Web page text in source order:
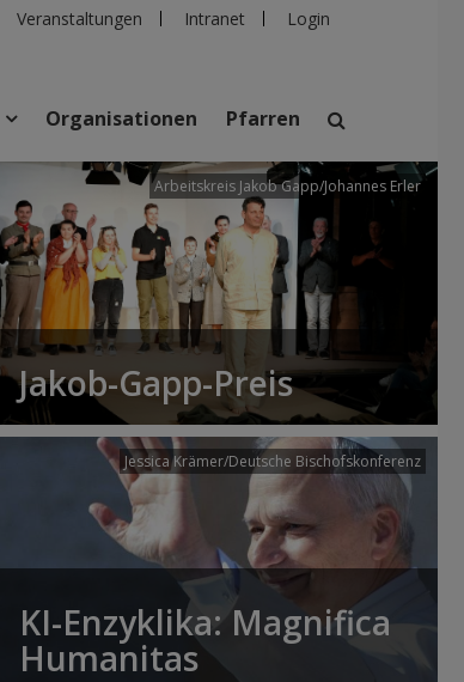
Veranstaltungen Intranet Login
suchen
Personen Pfarren Einrichtungen
Organisationen Pfarren
Arbeitskreis Jakob Gapp/Johannes Erler
Jakob-Gapp-Preis
Jessica Krämer/Deutsche Bischofskonferenz
KI-Enzyklika: Magnifica
Humanitas